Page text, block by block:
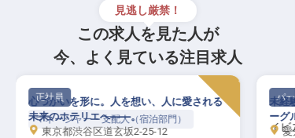
見逃し厳禁！
この求人を見た人が
今、よく見ている注目求人
正社員
マネージャー・支配人（宿泊部門）
心づかいを形に。人を想い、人に愛される
未来のホテリエへ――。
東京都渋谷区道玄坂2-25-12
パ
イビ
未経
ーグ
愛